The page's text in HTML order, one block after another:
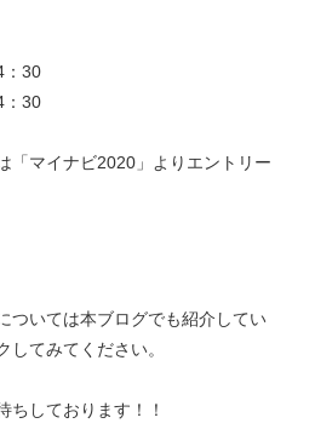
：30
：30
「マイナビ2020」よりエントリー
ついては本ブログでも紹介してい
してみてください。
ちしております！！